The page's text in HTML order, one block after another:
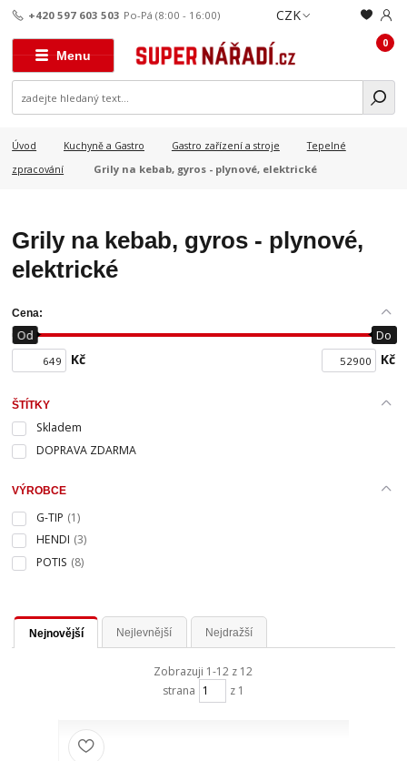
Menu
CZK
+420 597 603 503 Po-Pá (8:00 - 16:00)
0
Úvod Kuchyně a Gastro Gastro zařízení a stroje
Tepelné
zpracování
Grily na kebab, gyros - plynové, elektrické
Grily na kebab, gyros - plynové,
elektrické
Cena:
Kč
Od Do
Kč
ŠTÍTKY
Skladem
DOPRAVA ZDARMA
VÝROBCE
G-TIP (1)
HENDI (3)
POTIS (8)
Nejnovější Nejlevnější Nejdražší
Zobrazuji 1-12 z 12
strana
z 1